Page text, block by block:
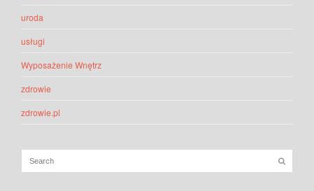
uroda
usługi
Wyposażenie Wnętrz
zdrowie
zdrowie.pl